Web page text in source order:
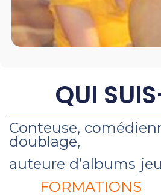
QUI
Conteuse,
doublage,
auteure d’albums
FORMATIONS